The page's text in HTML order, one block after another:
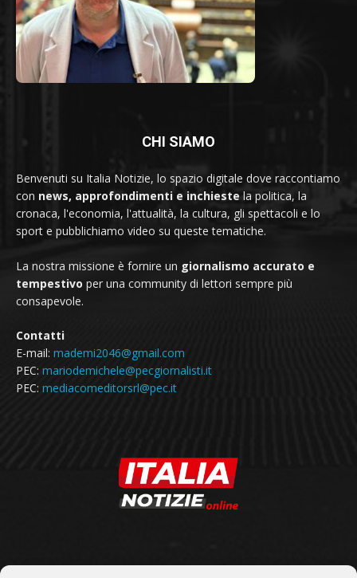
CHI SIAMO
Benvenuti su Italia Notizie, lo spazio digitale dove raccontiamo
con news, approfondimenti e inchieste la politica, la
cronaca, l'economia, l'attualità, la cultura, gli spettacoli e lo
sport e pubblichiamo video su queste tematiche.
La nostra missione è fornire un giornalismo accurato e
tempestivo per una community di lettori sempre più
consapevole.
Contatti
E-mail: mademi2046@gmail.com
PEC: mariodemichele@pecgiornalisti.it
PEC: mediacomeditorsrl@pec.it
SEGUICI SU